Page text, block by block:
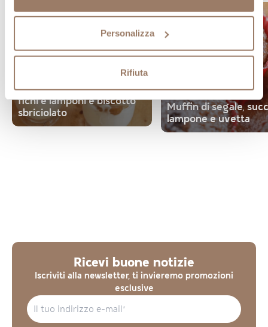
Personalizza
Rifiuta
Bicchierini di mousse allo
yogurt con marmellata di
fichi e lamponi e biscotto
sbriciolato
Dolci
Muffin di segale,
lampone e uvetta
Ricevi buone notizie
Iscriviti alla newsletter, ti invieremo promozioni
esclusive